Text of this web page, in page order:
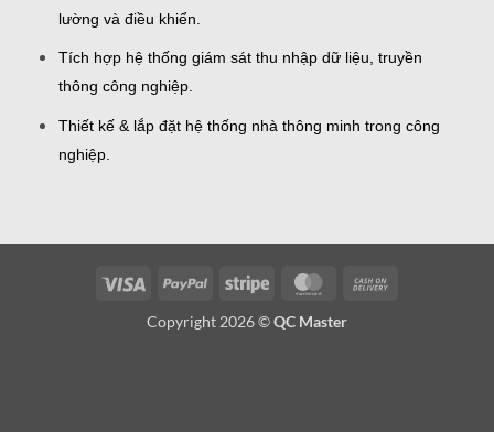
lường và điều khiển.
Tích hợp hệ thống giám sát thu nhập dữ liệu, truyền
thông công nghiệp.
Thiết kế & lắp đặt hệ thống nhà thông minh trong công
nghiệp.
Visa PayPal Stripe MasterCard
Copyright 2026 ©QC Master